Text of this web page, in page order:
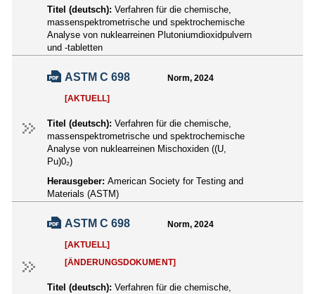
Titel (deutsch): Verfahren für die chemische,
massenspektrometrische und spektrochemische
Analyse von nuklearreinen Plutoniumdioxidpulvern
und -tabletten
ASTM C 698 Norm, 2024
[AKTUELL]
Titel (deutsch): Verfahren für die chemische,
massenspektrometrische und spektrochemische
Analyse von nuklearreinen Mischoxiden ((U,
Pu)0₂)
Herausgeber: American Society for Testing and
Materials (ASTM)
ASTM C 698 Norm, 2024
[AKTUELL]
[ÄNDERUNGSDOKUMENT]
Titel (deutsch): Verfahren für die chemische,